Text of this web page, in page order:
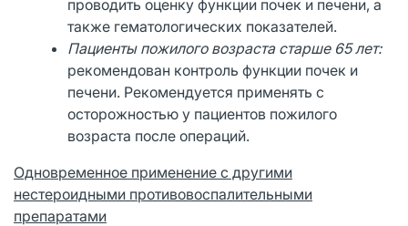
проводить оценку функции почек и печени, а
также гематологических показателей.
Пациенты пожилого возраста старше 65 лет:
рекомендован контроль функции почек и
печени. Рекомендуется применять с
осторожностью у пациентов пожилого
возраста после операций.
Одновременное применение с другими
нестероидными противовоспалительными
препаратами